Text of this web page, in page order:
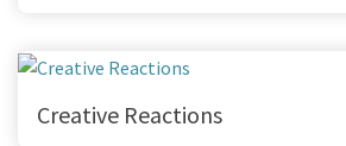
Creative Reactions